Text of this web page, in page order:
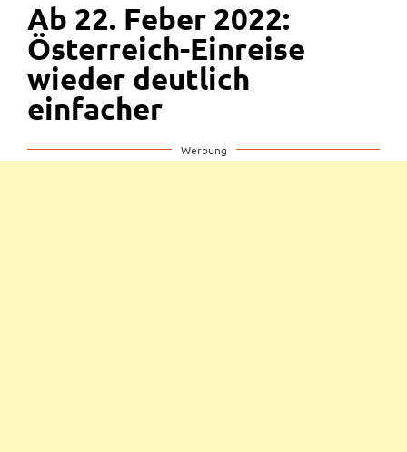
Ab 22. Feber 2022:
Österreich-Einreise
wieder deutlich
einfacher
Werbung